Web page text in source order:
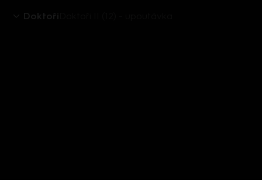
Doktoři